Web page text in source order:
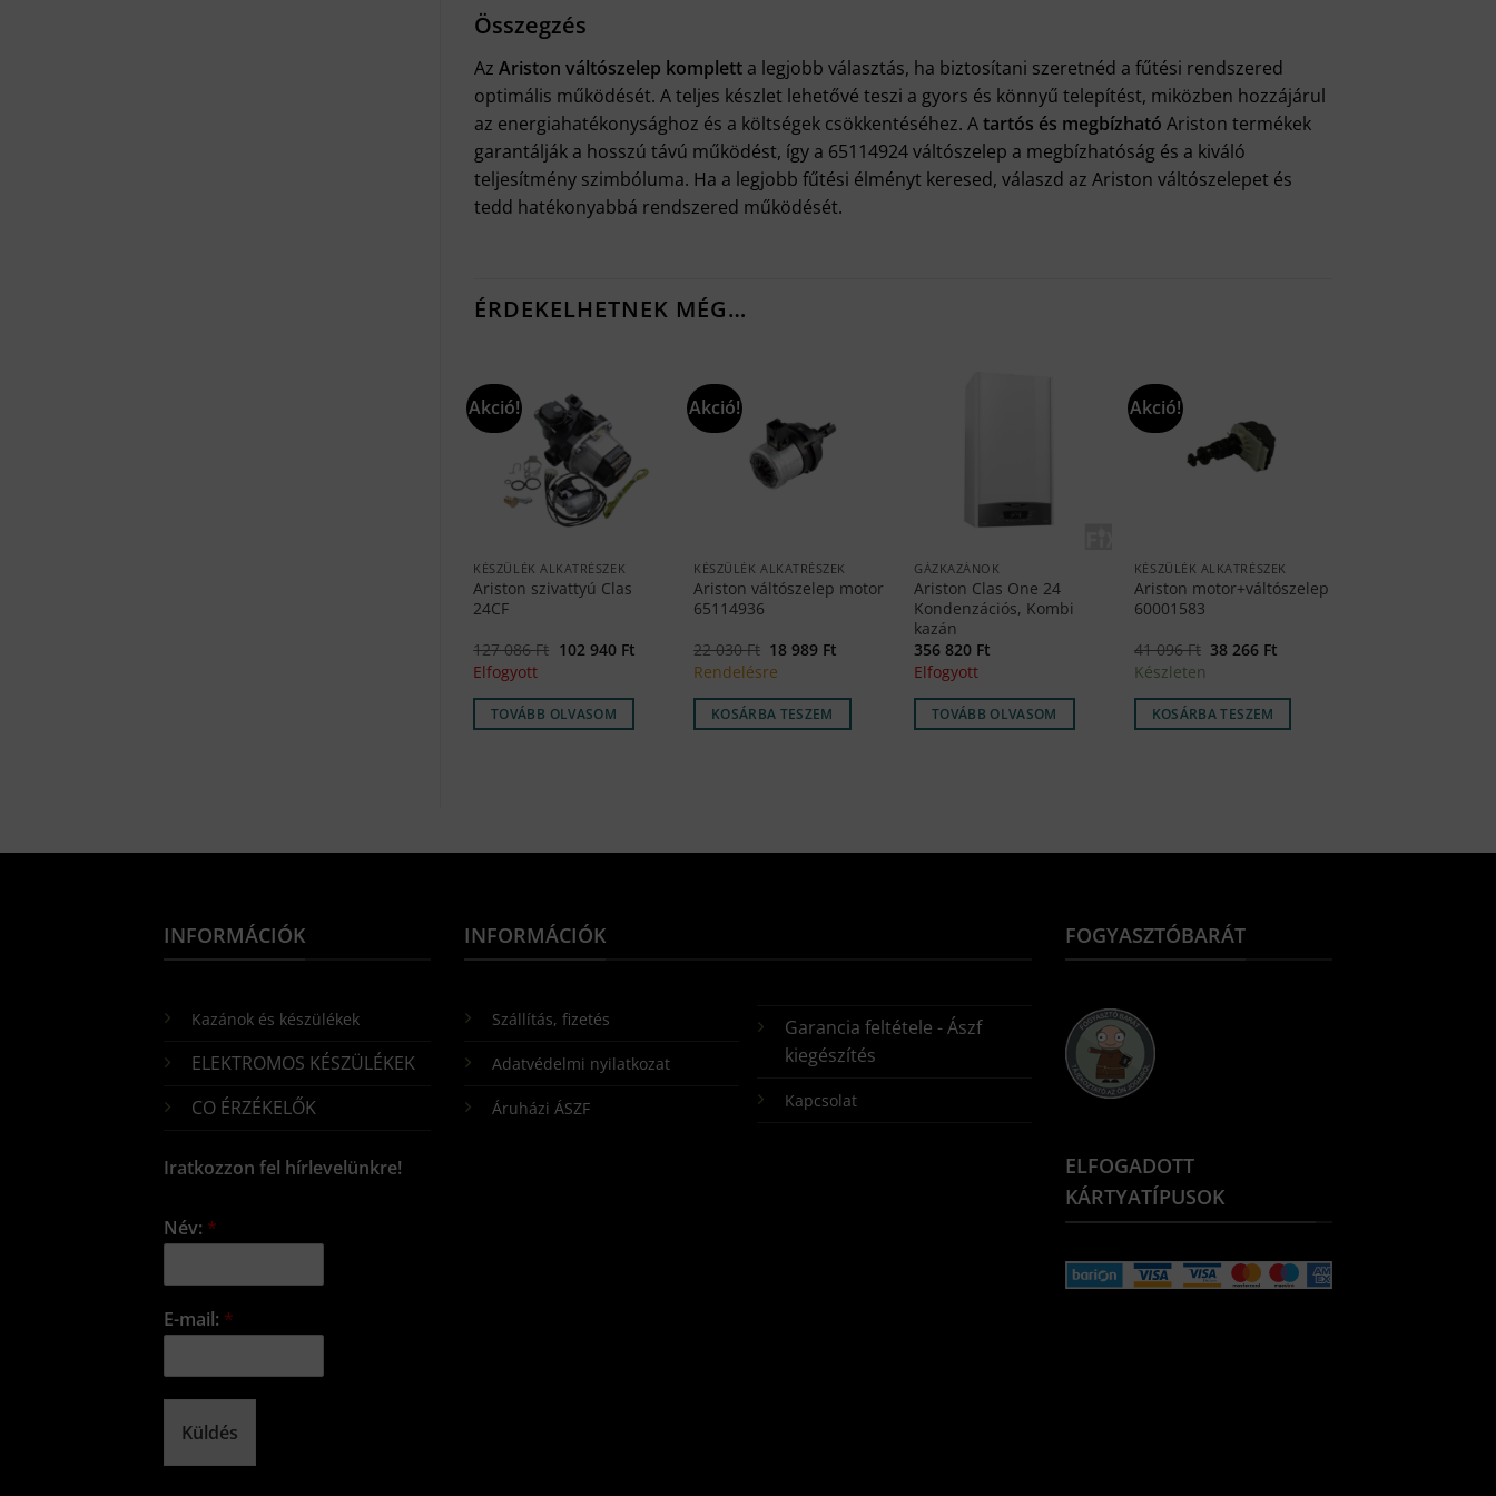
Összegzés
Az Ariston váltószelep kompletta legjobb választás, ha biztosítani szeretnéd a fűtési rendszered
optimális működését. A teljes készlet lehetővé teszi a gyors és könnyű telepítést, miközben hozzájárul
az energiahatékonysághoz és a költségek csökkentéséhez. Atartós és megbízható Ariston termékek
garantálják a hosszú távú működést, így a 65114924 váltószelep a megbízhatóság és a kiváló
teljesítmény szimbóluma. Ha a legjobb fűtési élményt keresed, válaszd az Ariston váltószelepet és
tedd hatékonyabbá rendszered működését.
ÉRDEKELHETNEK MÉG…
Akció!
KÉSZÜLÉK ALKATRÉSZEK
Ariston szivattyú Clas
24CF
127 086Ft Original
127
086 Ft.
102 940 FtCurrent
102
Elfogyott
TOVÁBB OLVASOM
Akció!
KÉSZÜLÉK ALKATRÉSZEK
Ariston váltószelep motor
65114936
22 030Ft Original
price
was:
22
030 Ft.
18 989 Ft
18
Rendelésre
KOSÁRBA TESZEM
GÁZKAZÁNOK
Ariston Clas One 24
Kondenzációs, Kombi
kazán
356 820 Ft
Elfogyott
TOVÁBB OLVASOM
Akció!
KÉSZÜLÉK ALKATRÉSZEK
Ariston motor+váltószelep
60001583
41 096Ft Original
41
096 Ft.
38 266 Ft
38
Készleten
KOSÁRBA TESZEM
INFORMÁCIÓK
Kazánok és készülékek
ELEKTROMOS KÉSZÜLÉKEK
CO ÉRZÉKELŐK
Iratkozzon fel hírlevelünkre!
Név: *
E-mail: *
Küldés
INFORMÁCIÓK
Szállítás, fizetés
Adatvédelmi nyilatkozat
Áruházi ÁSZF
Garancia feltétele - Ászf
kiegészítés
Kapcsolat
FOGYASZTÓBARÁT
ELFOGADOTT
KÁRTYATÍPUSOK